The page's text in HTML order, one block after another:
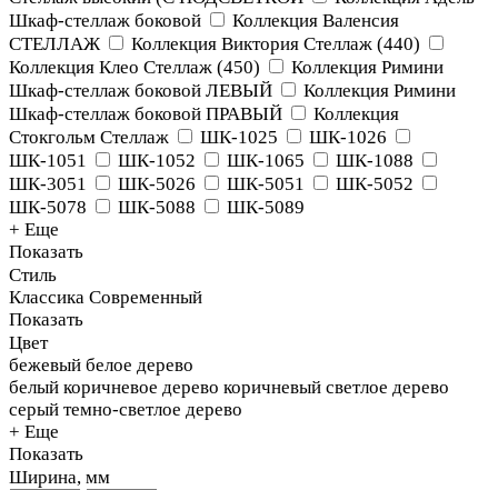
Шкаф-стеллаж боковой
Коллекция Валенсия
СТЕЛЛАЖ
Коллекция Виктория Стеллаж (440)
Коллекция Клео Стеллаж (450)
Коллекция Римини
Шкаф-стеллаж боковой ЛЕВЫЙ
Коллекция Римини
Шкаф-стеллаж боковой ПРАВЫЙ
Коллекция
Стокгольм Стеллаж
ШК-1025
ШК-1026
ШК-1051
ШК-1052 ШК-1065
ШК-1088
ШК-3051
ШК-5026 ШК-5051
ШК-5052
ШК-5078
ШК-5088
ШК-5089
+ Еще
Показать
Стиль
Классика Современный
Показать
Цвет
бежевый белое дерево
белый коричневое дерево коричневый светлое дерево
серый темно-светлое дерево
+ Еще
Показать
Ширина, мм